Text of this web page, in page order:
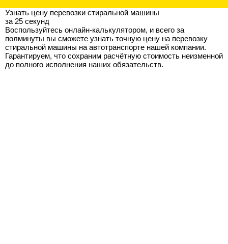
Узнать цену перевозки стиральной машины
за 25 секунд
Воспользуйтесь онлайн-калькулятором, и всего за
полминуты вы сможете узнать точную цену на перевозку
стиральной машины на автотранспорте нашей компании.
Гарантируем, что сохраним расчётную стоимость неизменной
до полного исполнения наших обязательств.